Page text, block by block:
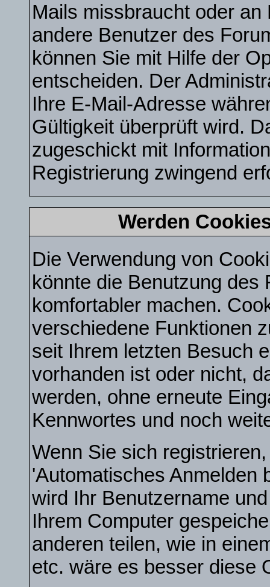
Mails missbraucht oder
andere Benutzer des
können Sie mit Hilfe der
entscheiden. Der
Ihre E-Mail-Adresse
Gültigkeit überprüft wird.
zugeschickt mit
Registrierung zwingend
Werden
Die Verwendung von
könnte die Benutzung des
komfortabler machen.
verschiedene Funktionen
seit Ihrem letzten Besuch
vorhanden ist oder nicht,
werden, ohne erneute
Kennwortes und noch
Wenn Sie sich
'Automatisches Anmelden
wird Ihr Benutzername
Ihrem Computer
anderen teilen, wie in
etc. wäre es besser diese